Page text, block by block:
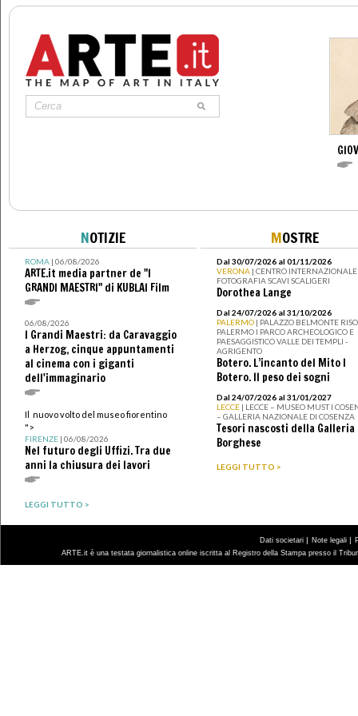
NOTIZIE
ROMA | 06/08/2026
ARTE.it media partner de "I
GRANDI MAESTRI" di KUBLAI Film
06/08/2026
I Grandi Maestri: da Caravaggio
a Herzog, cinque appuntamenti
al cinema con i giganti
dell'immaginario
Il nuovo volto del museo fiorentino
">
FIRENZE | 06/08/2026
Nel futuro degli Uffizi. Tra due
anni la chiusura dei lavori
LEGGI TUTTO >
MOSTRE
Dal 30/07/2026 al 01/11/2026
VERONA | CENTRO
FOTOGRAFIA SCAVI SCALIGERI
Dorothea Lange
Dal 24/07/2026 al 31/10/2026
PALERMO | PALAZZO BELMONTE
PALERMO I PARCO ARCHEOLOGICO E
PAESAGGISTICO VALLE DEI TEMPLI -
AGRIGENTO
Botero. L’incanto del Mito I
Botero. Il peso dei sogni
Dal 24/07/2026 al 31/01/2027
LECCE | LECCE – MUSEO MUST I
– GALLERIA NAZIONALE DI COSENZA
Tesori nascosti della Galleria
Borghese
LEGGI TUTTO >
Dati societari | Note legali |
ARTE.it è una testata giornalistica online iscritta al Registro della Stampa presso il